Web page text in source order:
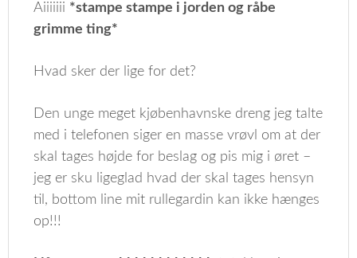
Aiiiiiii *stampe stampe i jorden og råbe
grimme ting*
Hvad sker der lige for det?
Den unge meget kjøbenhavnske dreng jeg talte
med i telefonen siger en masse vrøvl om at der
skal tages højde for beslag og pis mig i øret –
jeg er sku ligeglad hvad der skal tages hensyn
til, bottom line mit rullegardin kan ikke hænges
op!!!